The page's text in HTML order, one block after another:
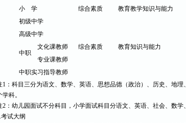
小 学
综合素质 教育教学知识与能力
初级中学
综合素质 教育知识与能力
高级中学
中职
文化课教师
专业课教师
中职实习指导教师
1：科目三分为语文、数学、英语、思想品德（政治）、历史、地
学科。
2：幼儿园面试不分科目，小学面试科目分语文、英语、社会、数
考试大纲